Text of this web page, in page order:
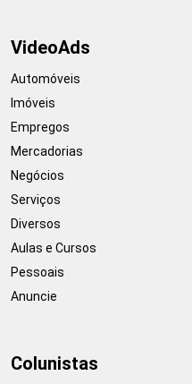
VideoAds
Automóveis
Imóveis
Empregos
Mercadorias
Negócios
Serviços
Diversos
Aulas e Cursos
Pessoais
Anuncie
Colunistas